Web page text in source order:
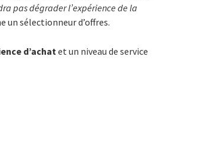
pas dégrader l’expérience de la
un sélectionneur d’offres.
d’achatet un niveau de service